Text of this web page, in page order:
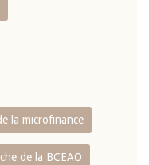
la microfinance
de la BCEAO